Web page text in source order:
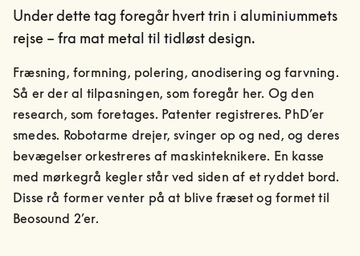
Under dette tag foregår hvert trin i aluminiummets
rejse – fra mat metal til tidløst design.
Fræsning, formning, polering, anodisering og farvning.
Så er der al tilpasningen, som foregår her. Og den
research, som foretages. Patenter registreres. PhD’er
smedes. Robotarme drejer, svinger op og ned, og deres
bevægelser orkestreres af maskinteknikere. En kasse
med mørkegrå kegler står ved siden af et ryddet bord.
Disse rå former venter på at blive fræset og formet til
Beosound 2’er.